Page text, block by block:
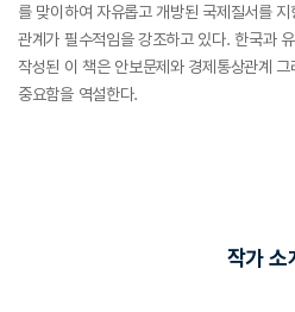
를 맞이하여 자유롭고 개방된 국제질서를
관계가 필수적임을 강조하고 있다. 한국과
작성된 이 책은 안보문제와 경제통상관계
중요함을 역설한다.
작가 소